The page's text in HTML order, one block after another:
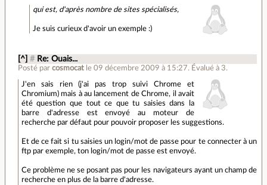
qui est, d'après nombre de sites spécialisés,
Je suis curieux d'avoir un exemple :)
[^] # Re: Ouais...
Posté par cosmocat le 09 décembre 2009 à 15:27. Évalué à 3.
J'en sais rien (j'ai pas trop suivi Chrome et
Chromium) mais à au lancement de Chrome, il avait
été question que tout ce que tu saisies dans la
barre d'adresse est envoyé au moteur de
recherche par défaut pour pouvoir proposer les suggestions.
Et de ce fait si tu saisies un login/mot de passe pour te connecter à un
ftp par exemple, ton login/mot de passe est envoyé.
Ce problème ne se posant pas pour les navigateurs ayant un champ de
recherche en plus de la barre d'adresse.